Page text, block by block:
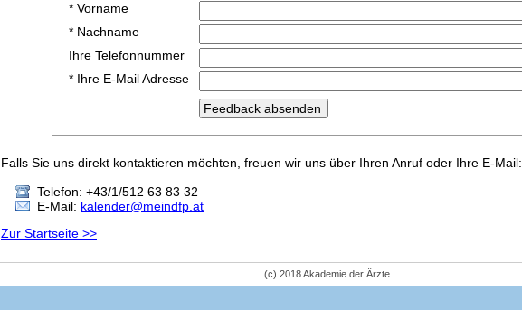
* Vorname
* Nachname
Ihre Telefonnummer
* Ihre E-Mail Adresse
Falls Sie uns direkt kontaktieren möchten, freuen wir uns über Ihren Anruf oder Ihre E-Mail:
Telefon: +43/1/512 63 83 32
E-Mail: kalender@meindfp.at
Zur Startseite >>
(c) 2018 Akademie der Ärzte